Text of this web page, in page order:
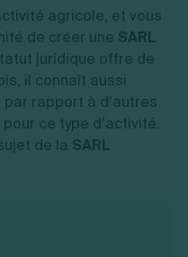
dirigeant
agricole, et vous
de créer une SARL
juridique offre de
il connaît aussi
rapport à d’autres
ce type d’activité.
de la SARL